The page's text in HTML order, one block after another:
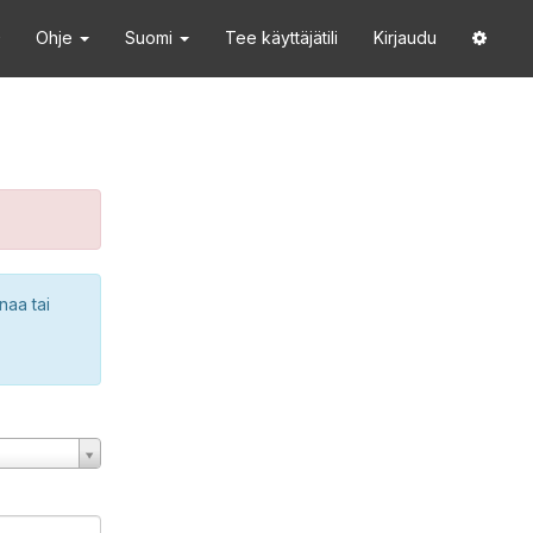
Ohje Suomi Tee käyttäjätili Kirjaudu
tai